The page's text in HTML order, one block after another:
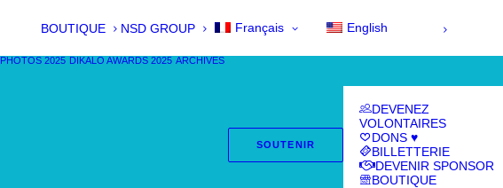
BOUTIQUE NSD GROUP Français English
PHOTOS 2025 DIKALO AWARDS 2025 ARCHIVES
SOUTENIR
DEVENEZ
VOLONTAIRES
DONS ♥
BILLETTERIE
DEVENIR SPONSOR
BOUTIQUE